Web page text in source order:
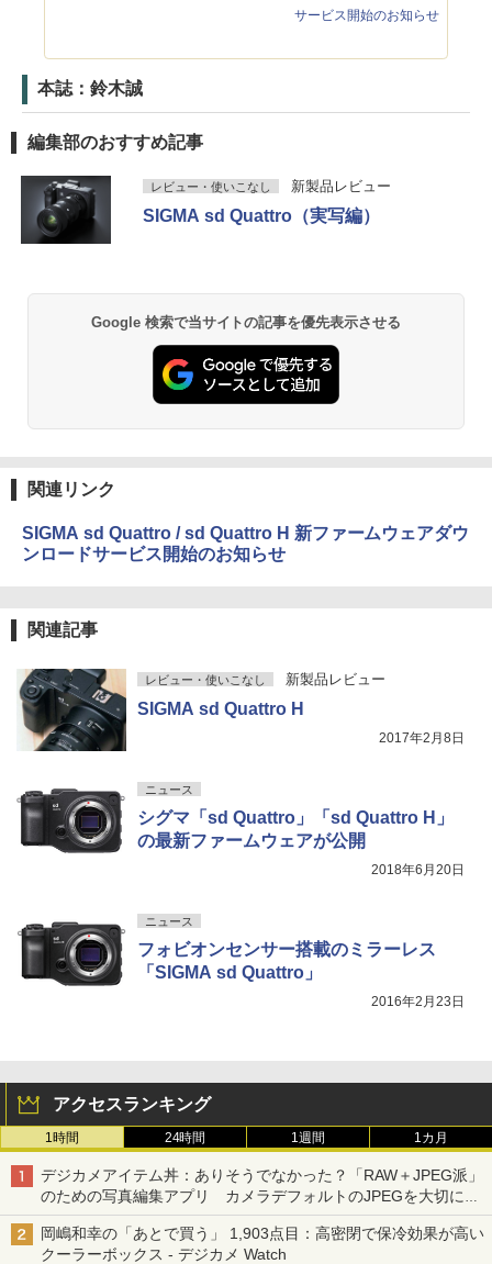
サービス開始のお知らせ
本誌：鈴木誠
編集部のおすすめ記事
レビュー・使いこなし 新製品レビュー
SIGMA sd Quattro（実写編）
Google 検索で当サイトの記事を優先表示させる
関連リンク
SIGMA sd Quattro / sd Quattro H 新ファームウェアダウ
ンロードサービス開始のお知らせ
関連記事
レビュー・使いこなし 新製品レビュー
SIGMA sd Quattro H
2017年2月8日
ニュース
シグマ「sd Quattro」「sd Quattro H」
の最新ファームウェアが公開
2018年6月20日
ニュース
フォビオンセンサー搭載のミラーレス
「SIGMA sd Quattro」
2016年2月23日
アクセスランキング
1時間 24時間 1週間 1カ月
デジカメアイテム丼：ありそうでなかった？「RAW＋JPEG派」
のための写真編集アプリ カメラデフォルトのJPEGを大切にす
る「Filmator」
岡嶋和幸の「あとで買う」 1,903点目：高密閉で保冷効果が高い
クーラーボックス - デジカメ Watch